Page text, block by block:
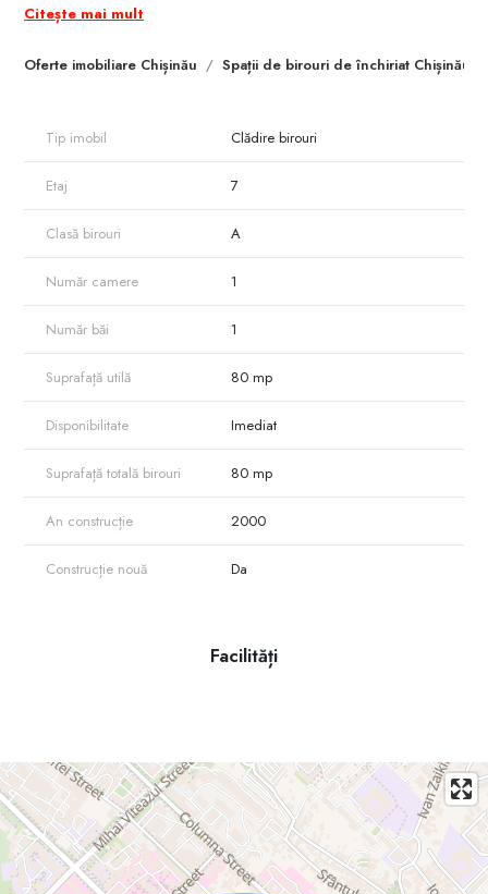
Oferte imobiliare Chișinău Spații de birouri de închiriat Chișinău
– geamuri termopane,
– parcare subterană securizată,
contabilitate sau alte servicii profesionale.
Citește mai mult
Tip imobil Clădire birouri
Etaj 7
Clasă birouri A
Număr camere 1
Număr băi 1
Suprafață utilă 80 mp
Disponibilitate Imediat
Suprafață totală birouri 80 mp
An construcție 2000
Construcție nouă Da
Facilități